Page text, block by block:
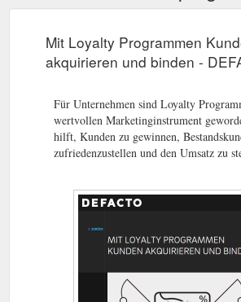
Mit Loyalty Programmen
akquirieren und binden -
Für Unternehmen sind Loyalty
wertvollen Marketinginstrument
hilft, Kunden zu gewinnen,
zufriedenzustellen und den Umsatz zu